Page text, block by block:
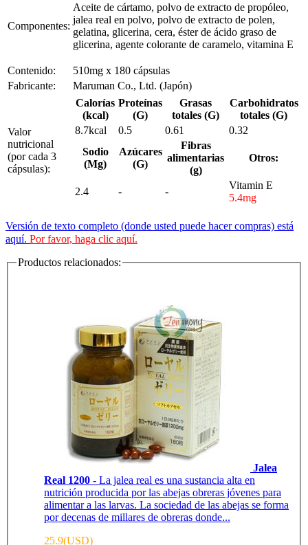
Componentes:
Aceite de cártamo, polvo de extracto de propóleo,
jalea real en polvo, polvo de extracto de polen,
gelatina, glicerina, cera, éster de ácido graso de
glicerina, agente colorante de caramelo, vitamina E
Contenido:
510mg x 180 cápsulas
Fabricante:
Maruman Co., Ltd. (Japón)
Valor
nutricional
(por cada 3
cápsulas):
Calorías
(kcal)
Proteínas
(G)
Grasas
totales (G)
Carbohidratos
totales (G)
8.7kcal
0.5 0.61
0.32
Sodio
(Mg)
Azúcares
(G)
Fibras
alimentarias
(g)
Otros:
2.4 - -
Vitamin E
5.4mg
Versión de texto completo (donde usted puede hacer compras) está
aquí. Por favor, haga clic aquí.
Productos relacionados:
Jalea
Real 1200 - La jalea real es una sustancia alta en
nutrición producida por las abejas obreras jóvenes para
alimentar a las larvas. La sociedad de las abejas se forma
por decenas de millares de obreras donde...
25.9(USD)